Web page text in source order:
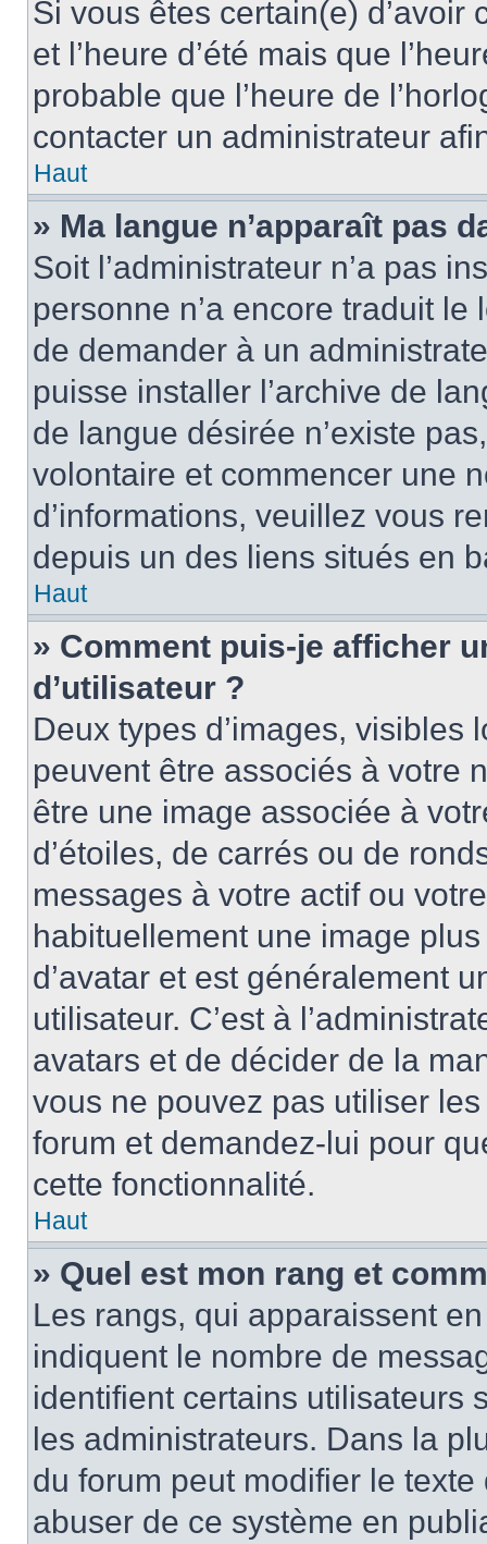
Si vous êtes certain(e)
et l’heure d’été mais que
probable que l’heure de
contacter un administrateur
Haut
» Ma langue n’apparaît pas
Soit l’administrateur n’a pas
personne n’a encore traduit
de demander à un
puisse installer l’archive de
de langue désirée n’existe
volontaire et commencer une
d’informations, veuillez vous
depuis un des liens situés en
Haut
» Comment puis-je afficher
d’utilisateur ?
Deux types d’images,
peuvent être associés à votre
être une image associée à
d’étoiles, de carrés ou de
messages à votre actif ou
habituellement une image
d’avatar et est généralement
utilisateur. C’est à
avatars et de décider de la
vous ne pouvez pas utiliser
forum et demandez-lui pour
cette fonctionnalité.
Haut
» Quel est mon rang et
Les rangs, qui apparaissent
indiquent le nombre de
identifient certains utilisateurs
les administrateurs. Dans la
du forum peut modifier le
abuser de ce système en